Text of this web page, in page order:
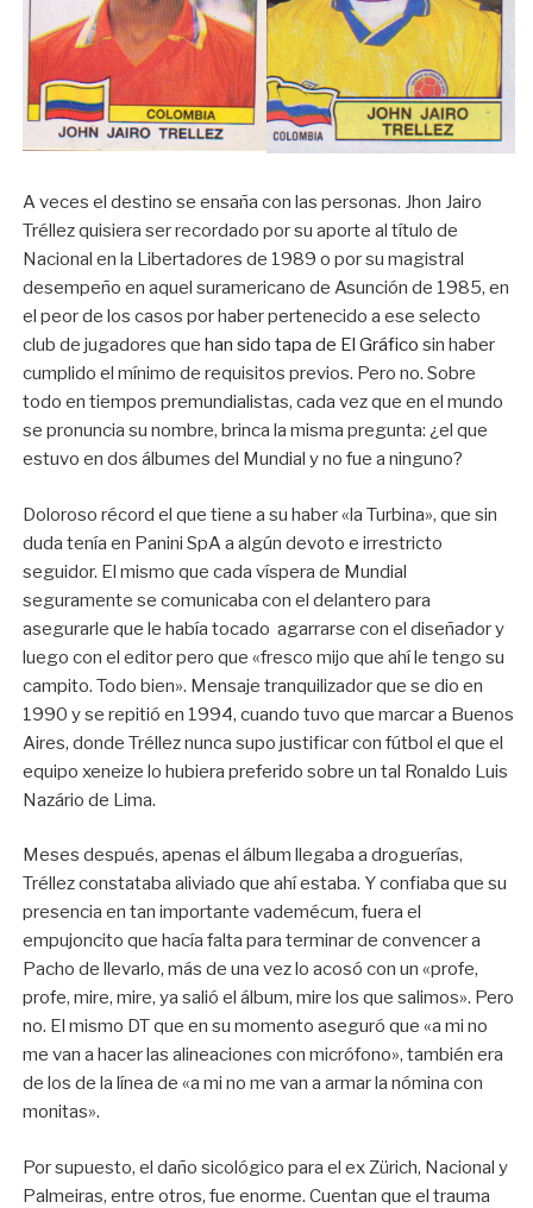
A veces el destino se ensaña con las personas. Jhon Jairo
Tréllez quisiera ser recordado por su aporte al título de
Nacional en la Libertadores de 1989 o por su magistral
desempeño en aquel suramericano de Asunción de 1985, en
el peor de los casos por haber pertenecido a ese selecto
club de jugadores que han sido tapa de El Gráfico sin haber
cumplido el mínimo de requisitos previos. Pero no. Sobre
todo en tiempos premundialistas, cada vez que en el mundo
se pronuncia su nombre, brinca la misma pregunta: ¿el que
estuvo en dos álbumes del Mundial y no fue a ninguno?
Doloroso récord el que tiene a su haber «la Turbina», que sin
duda tenía en Panini SpA a algún devoto e irrestricto
seguidor. El mismo que cada víspera de Mundial
seguramente se comunicaba con el delantero para
asegurarle que le había tocado agarrarse con el diseñador y
luego con el editor pero que «fresco mijo que ahí le tengo su
campito. Todo bien». Mensaje tranquilizador que se dio en
1990 y se repitió en 1994, cuando tuvo que marcar a Buenos
Aires, donde Tréllez nunca supo justificar con fútbol el que el
equipo xeneize lo hubiera preferido sobre un tal Ronaldo Luis
Nazário de Lima.
Meses después, apenas el álbum llegaba a droguerías,
Tréllez constataba aliviado que ahí estaba. Y confiaba que su
presencia en tan importante vademécum, fuera el
empujoncito que hacía falta para terminar de convencer a
Pacho de llevarlo, más de una vez lo acosó con un «profe,
profe, mire, mire, ya salió el álbum, mire los que salimos». Pero
no. El mismo DT que en su momento aseguró que «a mi no
me van a hacer las alineaciones con micrófono», también era
de los de la línea de «a mi no me van a armar la nómina con
monitas».
Por supuesto, el daño sicológico para el ex Zürich, Nacional y
Palmeiras, entre otros, fue enorme. Cuentan que el trauma